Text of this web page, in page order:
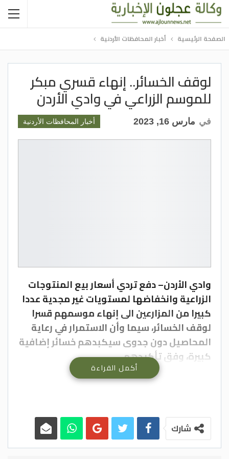
الصفحة الرئيسية أخبار المحافظات الأردنية
لوقف الخسائر.. إنهاء قسري مبكر
للموسم الزراعي في وادي الأردن
أخبار المحافظات الأردنية في مارس 16, 2023
وادي الأردن– دفع تردي أسعار بيع المنتوجات
الزراعية وانخفاضها لمستويات غير مجدية عددا
كبيرا من المزارعين الى إنهاء موسمهم قسرا
لوقف الخسائر، سيما وأن الاستمرار في رعاية
المحاصيل دون جدوى سيكبدهم خسائر إضافية
كبيرة، وفق تأكيدهم.
وبحسب مدير سوق العارضة المركزي المهندس
احمد الختالين، فان جميع أصناف الخضار شهدت
ما تسبب بخسائر كبيرة للمزارعين، مشيرا الى ان
المحظوظ من المزارعين من تمكن من الإفلات
بتكاليف العمل الزراعي أو بأقل الخسائر
أكمل القراءة
شارك